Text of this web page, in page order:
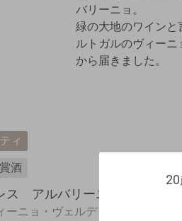
バリーニョ。
緑の大地のワインと
ルトガルのヴィーニ
から届きました。
ィ
酒
ス アルバリーニョ 2023
ニョ・ヴェルデ